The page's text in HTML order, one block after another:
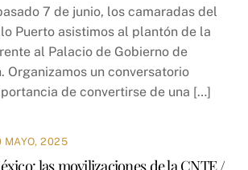
7 de junio, los camaradas del
Puerto asistimos al plantón de la
al Palacio de Gobierno de
Organizamos un conversatorio
de convertirse de una […]
MAYO, 2025
las movilizaciones de la CNTE /